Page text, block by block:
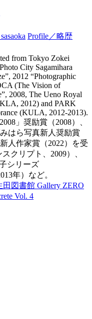
Profile／略歴
from Tokyo Zokei
City Sagamihara
2012 “Photographic
(The Vision of
2008, The Ueno Royal
2012) and PARK
(KULA, 2012-2013).
」奨励賞（2008）、
はら写真新人奨励賞
人作家賞（2022）を受
クリプト、2009）、
シリーズ
年）など。
図書館 Gallery ZERO
Vol. 4